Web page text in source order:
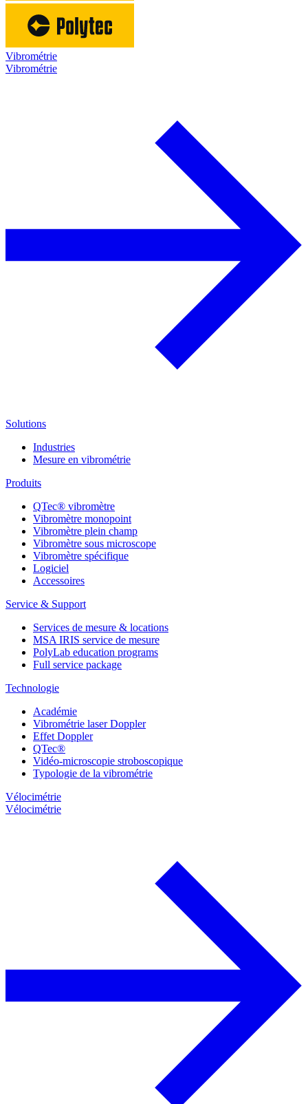
Vibrométrie
Vibrométrie
Solutions
Industries
Mesure en vibrométrie
Produits
QTec® vibromètre
Vibromètre monopoint
Vibromètre plein champ
Vibromètre sous microscope
Vibromètre spécifique
Logiciel
Accessoires
Service & Support
Services de mesure & locations
MSA IRIS service de mesure
PolyLab education programs
Full service package
Technologie
Académie
Vibrométrie laser Doppler
Effet Doppler
QTec®
Vidéo-microscopie stroboscopique
Typologie de la vibrométrie
Vélocimétrie
Vélocimétrie